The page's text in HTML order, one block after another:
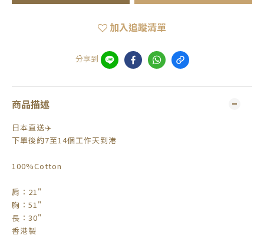
加入追蹤清單
分享到
商品描述
日本直送✈️
下單後約7至14個工作天到港
100%Cotton
肩：21"
胸：51"
長：30"
香港製